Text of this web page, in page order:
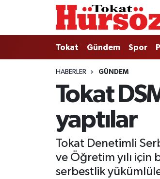
Tokat Gündem Spor
HABERLER GÜNDEM
Tokat
yaptılar
Tokat Denetimli
ve Öğretim yılı için
serbestlik
Tokat
Türkiye Gündemi
Gündem
Politika
Nöbetçi Eczaneler
Hava Durumu
Tokat Namaz Vakitleri
Tüm Manşetler